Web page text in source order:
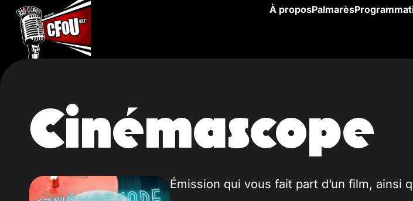
À proposPalmarès
Cinémascope
Émission qui vous fait part d’un film, ainsi